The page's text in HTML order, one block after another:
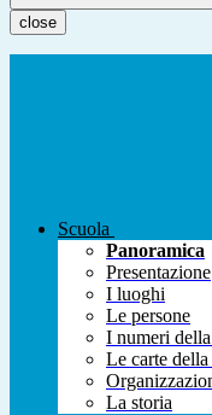
close
Scuola
Panoramica
Presentazione
I luoghi
Le persone
I numeri
Le carte della
La storia